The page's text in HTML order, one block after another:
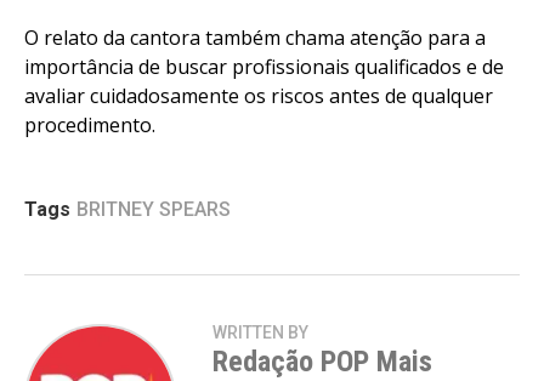
O relato da cantora também chama atenção para a
importância de buscar profissionais qualificados e de
avaliar cuidadosamente os riscos antes de qualquer
procedimento.
Tags BRITNEY SPEARS
WRITTEN BY
Redação POP Mais